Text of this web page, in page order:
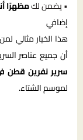
• يضمن لكمظهرًا
إضافي
هذا الخيار مثالي
أن جميع عناصر
سرير نفرين قطن
لموسم الشتاء.